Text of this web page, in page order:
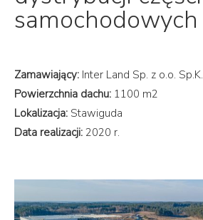
samochodowych
Zamawiający: Inter Land Sp. z o.o. Sp.K.
Powierzchnia dachu: 1100 m2
Lokalizacja: Stawiguda
Data realizacji: 2020 r.